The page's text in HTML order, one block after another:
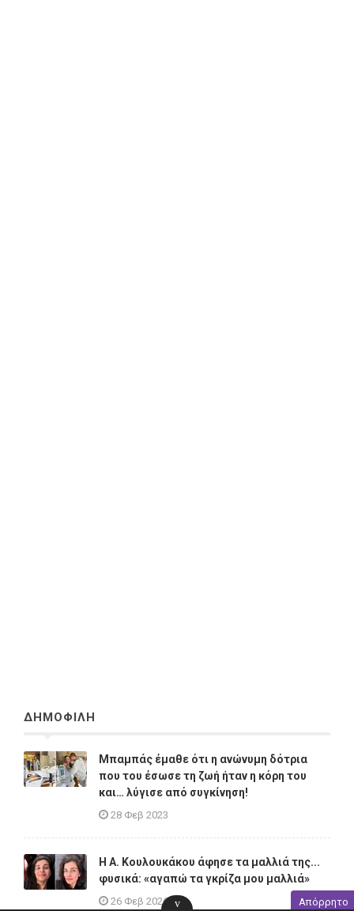
ΔΗΜΟΦΙΛΗ
Μπαμπάς έμαθε ότι η ανώνυμη δότρια
που του έσωσε τη ζωή ήταν η κόρη του
και… λύγισε από συγκίνηση!
28 Φεβ 2023
Η A. Κουλουκάκου άφησε τα μαλλιά της...
φυσικά: «αγαπώ τα γκρίζα μου μαλλιά»
26 Φεβ 2026 Απόρρητο
v